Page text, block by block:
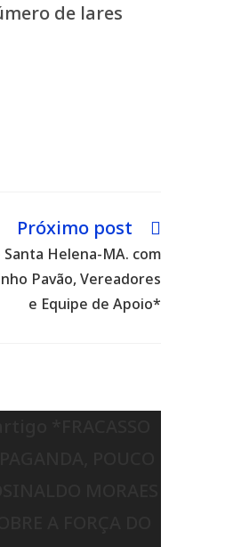
de lares
Próximo post
Helena-MA. com
Pavão, Vereadores
e Equipe de Apoio*